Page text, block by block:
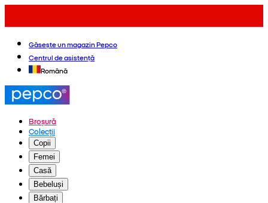
Găsește un magazin Pepco
Centrul de asistență
Română
Broșură
Colecții
Copii
Femei
Casă
Bebeluși
Bărbați